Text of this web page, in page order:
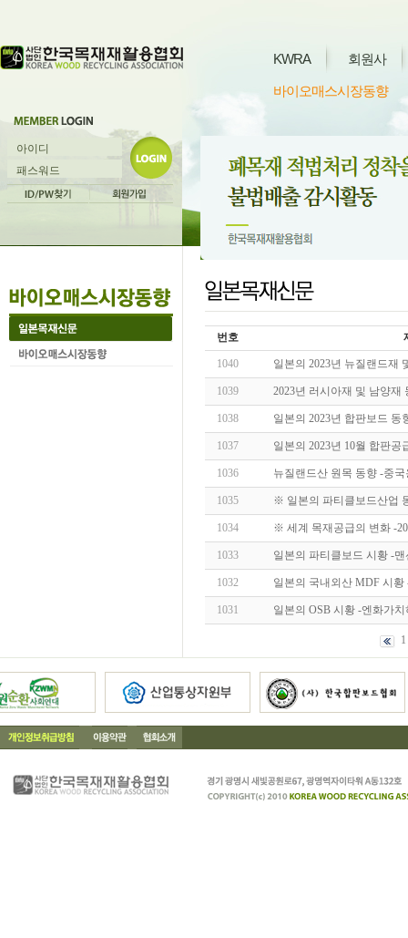
KWRA 회원사
바이오매스시장동향
번호
1040 일본의 2023년 뉴질랜드재
1039 2023년 러시아재 및 남양
1038 일본의 2023년 합판보드
1037 일본의 2023년 10월 합판
1036 뉴질랜드산 원목 동향 -중
1035 ※ 일본의 파티클보드산업
1034 ※ 세계 목재공급의 변화 -
1033 일본의 파티클보드 시황 -
1032 일본의 국내외산 MDF 시
1031 일본의 OSB 시황 -엔화가
1